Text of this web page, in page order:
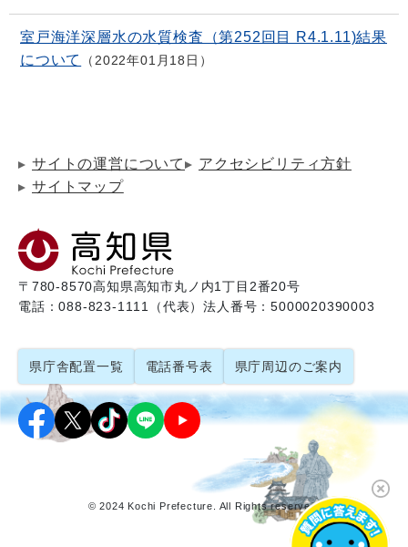
室戸海洋深層水の水質検査（第252回目 R4.1.11)結果
について
2022年01月18日
サイトの運営について
アクセシビリティ方針
サイトマップ
〒780-8570高知県高知市丸ノ内1丁目2番20号
電話：088-823-1111（代表）法人番号：5000020390003
県庁舎配置一覧 電話番号表 県庁周辺のご案内
© 2024 Kochi Prefecture. All Rights reserved.